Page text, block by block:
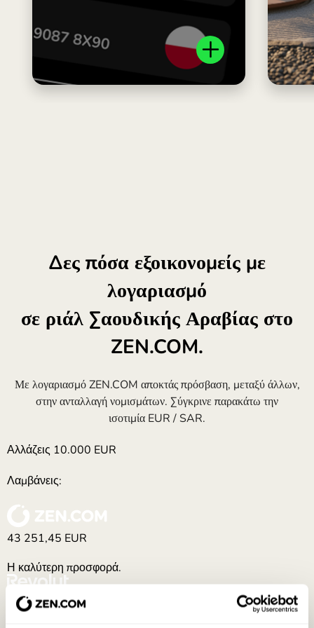
Δες πόσα εξοικονομείς με
λογαριασμό
σε ριάλ Σαουδικής Αραβίας στο
ZEN.COM.
Με λογαριασμό ZEN.COM αποκτάς πρόσβαση, μεταξύ άλλων,
στην ανταλλαγή νομισμάτων. Σύγκρινε παρακάτω την
ισοτιμία EUR / SAR.
Αλλάζεις 10.000 EUR
Λαμβάνεις:
43 251,45 EUR
Η καλύτερη προσφορά.
-211,45 EUR